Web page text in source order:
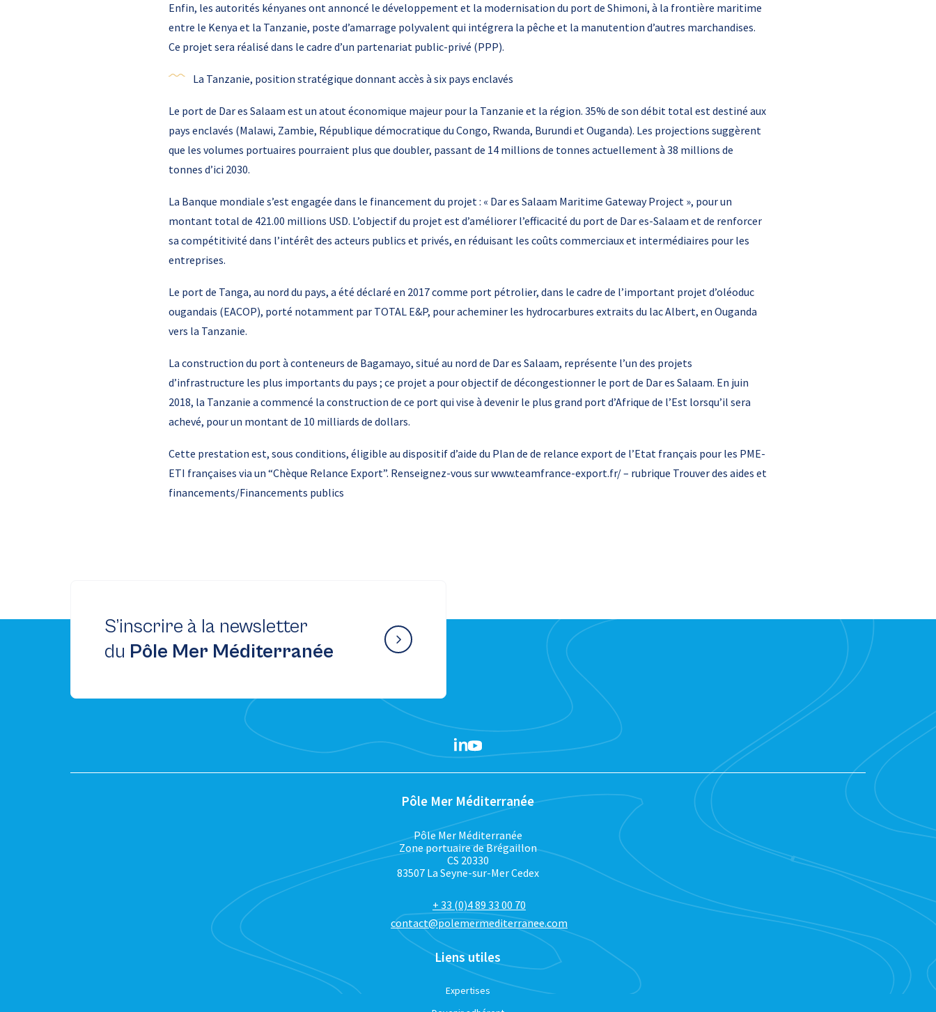
Enfin, les autorités kényanes ont annoncé le développement et la modernisation du port de Shimoni, à la frontière maritime
entre le Kenya et la Tanzanie, poste d’amarrage polyvalent qui intégrera la pêche et la manutention d’autres marchandises.
Ce projet sera réalisé dans le cadre d’un partenariat public-privé (PPP).
La Tanzanie, position stratégique donnant accès à six pays enclavés
Le port de Dar es Salaam est un atout économique majeur pour la Tanzanie et la région. 35% de son débit total est destiné aux
pays enclavés (Malawi, Zambie, République démocratique du Congo, Rwanda, Burundi et Ouganda). Les projections suggèrent
que les volumes portuaires pourraient plus que doubler, passant de 14 millions de tonnes actuellement à 38 millions de
tonnes d’ici 2030.
La Banque mondiale s’est engagée dans le financement du projet : « Dar es Salaam Maritime Gateway Project », pour un
montant total de 421.00 millions USD. L’objectif du projet est d’améliorer l’efficacité du port de Dar es-Salaam et de renforcer
sa compétitivité dans l’intérêt des acteurs publics et privés, en réduisant les coûts commerciaux et intermédiaires pour les
entreprises.
Le port de Tanga, au nord du pays, a été déclaré en 2017 comme port pétrolier, dans le cadre de l’important projet d’oléoduc
ougandais (EACOP), porté notamment par TOTAL E&P, pour acheminer les hydrocarbures extraits du lac Albert, en Ouganda
vers la Tanzanie.
La construction du port à conteneurs de Bagamayo, situé au nord de Dar es Salaam, représente l’un des projets
d’infrastructure les plus importants du pays ; ce projet a pour objectif de décongestionner le port de Dar es Salaam. En juin
2018, la Tanzanie a commencé la construction de ce port qui vise à devenir le plus grand port d’Afrique de l’Est lorsqu’il sera
achevé, pour un montant de 10 milliards de dollars.
Cette prestation est, sous conditions, éligible au dispositif d’aide du Plan de de relance export de l’Etat français pour les PME-
ETI françaises via un “Chèque Relance Export”. Renseignez-vous sur www.teamfrance-export.fr/ – rubrique Trouver des aides et
financements/Financements publics
S’inscrire à la newsletter
du Pôle Mer Méditerranée
Pôle Mer Méditerranée
Pôle Mer Méditerranée
Zone portuaire de Brégaillon
CS 20330
83507 La Seyne-sur-Mer Cedex
+ 33 (0)4 89 33 00 70
contact@polemermediterranee.com
Liens utiles
Expertises